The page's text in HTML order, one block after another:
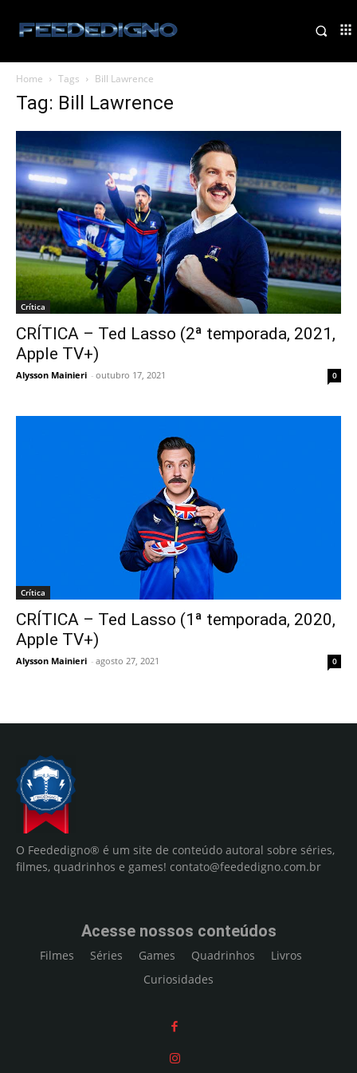
Home Tags Bill Lawrence
Tag: Bill Lawrence
Crítica
CRÍTICA – Ted Lasso (2ª temporada, 2021,
Apple TV+)
Alysson Mainieri - outubro 17, 2021 0
Crítica
CRÍTICA – Ted Lasso (1ª temporada, 2020,
Apple TV+)
Alysson Mainieri - agosto 27, 2021 0
O Feededigno® é um site de conteúdo autoral sobre séries,
filmes, quadrinhos e games! contato@feededigno.com.br
Acesse nossos conteúdos
Filmes Séries Games Quadrinhos
Livros
Curiosidades